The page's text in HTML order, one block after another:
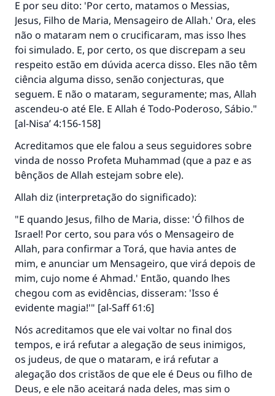
E por seu dito: 'Por certo, matamos o Messias,
Jesus, Filho de Maria, Mensageiro de Allah.' Ora, eles
não o mataram nem o crucificaram, mas isso lhes
foi simulado. E, por certo, os que discrepam a seu
respeito estão em dúvida acerca disso. Eles não têm
ciência alguma disso, senão conjecturas, que
seguem. E não o mataram, seguramente; mas, Allah
ascendeu-o até Ele. E Allah é Todo-Poderoso, Sábio."
[al-Nisa’ 4:156-158]
Acreditamos que ele falou a seus seguidores sobre
vinda de nosso Profeta Muhammad (que a paz e as
bênçãos de Allah estejam sobre ele).
Allah diz (interpretação do significado):
"E quando Jesus, filho de Maria, disse: 'Ó filhos de
Israel! Por certo, sou para vós o Mensageiro de
Allah, para confirmar a Torá, que havia antes de
mim, e anunciar um Mensageiro, que virá depois de
mim, cujo nome é Ahmad.' Então, quando lhes
chegou com as evidências, disseram: 'Isso é
evidente magia!'" [al-Saff 61:6]
Nós acreditamos que ele vai voltar no final dos
tempos, e irá refutar a alegação de seus inimigos,
os judeus, de que o mataram, e irá refutar a
alegação dos cristãos de que ele é Deus ou filho de
Deus, e ele não aceitará nada deles, mas sim o
A resposta n° 110845 salvou um
casamento.
Ajude-nos a responder à Ummah
O Profeta ﷺ disse,
"Quem quer que incentive outros a fazer o
que é bom receberá a mesma recompensa
que aqueles que o fazem."
(MUSLIM, 1893)
CONTRIBUIR